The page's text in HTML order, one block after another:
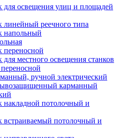
для освещения улиц и площадей
линейный реечного типа
напольный
переносной
для местного освещения станков
ручной электрический
карманный
накладной потолочный и
встраиваемый потолочный и